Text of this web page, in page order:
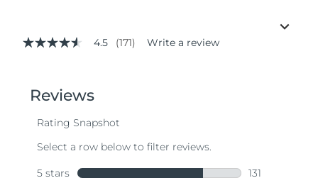
4.5
stars,
average
value.
171
Same
4.5 (171) Write a review